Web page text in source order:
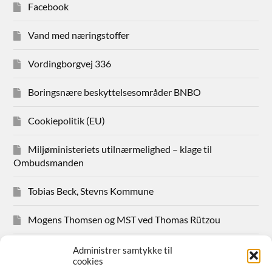
Administrer samtykke til
cookies
Facebook
Vand med næringstoffer
Vordingborgvej 336
Boringsnære beskyttelsesområder BNBO
Cookiepolitik (EU)
Miljøministeriets utilnærmelighed – klage til
Ombudsmanden
Tobias Beck, Stevns Kommune
Mogens Thomsen og MST ved Thomas Rützou
Avisudklip 2024